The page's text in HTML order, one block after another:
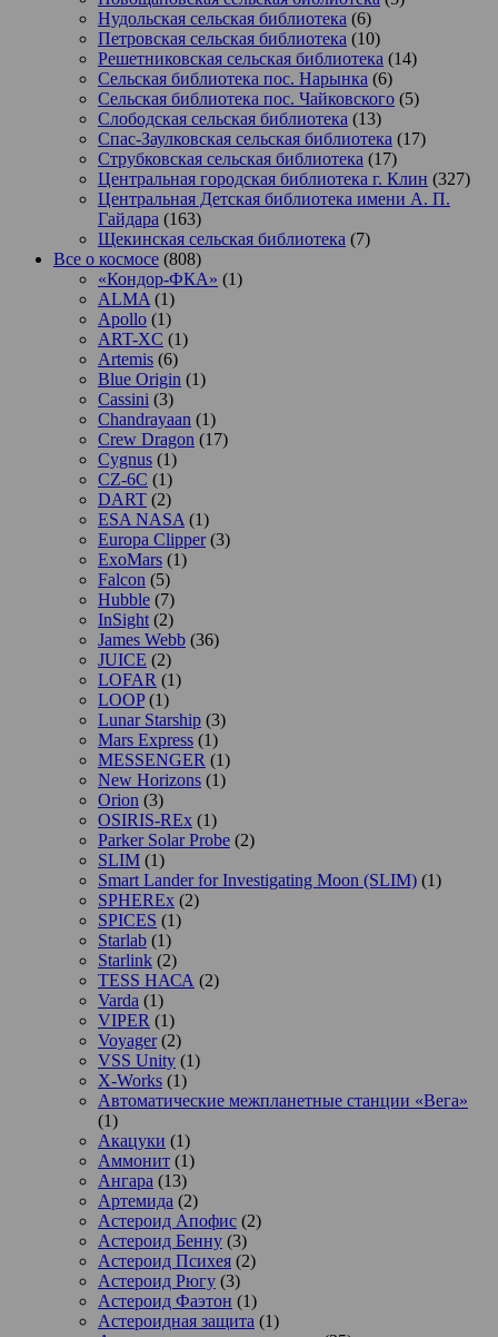
Нудольская сельская библиотека (6)
Петровская сельская библиотека (10)
Решетниковская сельская библиотека (14)
Сельская библиотека пос. Нарынка (6)
Сельская библиотека пос. Чайковского (5)
Слободская сельская библиотека (13)
Спас-Заулковская сельская библиотека (17)
Струбковская сельская библиотека (17)
Центральная городская библиотека г. Клин (327)
Центральная Детская библиотека имени А. П.
Гайдара (163)
Щекинская сельская библиотека (7)
Все о космосе (808)
«Кондор-ФКА» (1)
ALMA (1)
Apollo (1)
ART-XC (1)
Artemis (6)
Blue Origin (1)
Cassini (3)
Chandrayaan (1)
Crew Dragon (17)
Cygnus (1)
CZ-6C (1)
DART (2)
ESA NASA (1)
Europa Clipper(3)
ExoMars (1)
Falcon (5)
Hubble (7)
InSight (2)
James Webb (36)
JUICE (2)
LOFAR (1)
LOOP(1)
Lunar Starship (3)
Mars Express (1)
MESSENGER (1)
New Horizons (1)
Orion (3)
OSIRIS-REx (1)
Parker Solar Probe (2)
SLIM (1)
Smart Lander for Investigating Moon (SLIM) (1)
SPHEREx (2)
SPICES (1)
Starlab (1)
Starlink (2)
TESS НАСА (2)
Varda (1)
VIPER (1)
Voyager(2)
VSS Unity (1)
X-Works (1)
Автоматические межпланетные станции «Вега»
(1)
Акацуки (1)
Аммонит (1)
Ангара (13)
Артемида (2)
Астероид Апофис (2)
Астероид Бенну (3)
Астероид Психея (2)
Астероид Рюгу (3)
Астероид Фаэтон (1)
Астероидная защита (1)